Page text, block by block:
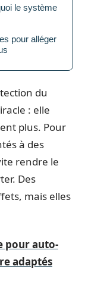
le système
pour alléger
du
: elle
plus. Pour
à des
rendre le
Des
mais elles
pour auto-
adaptés